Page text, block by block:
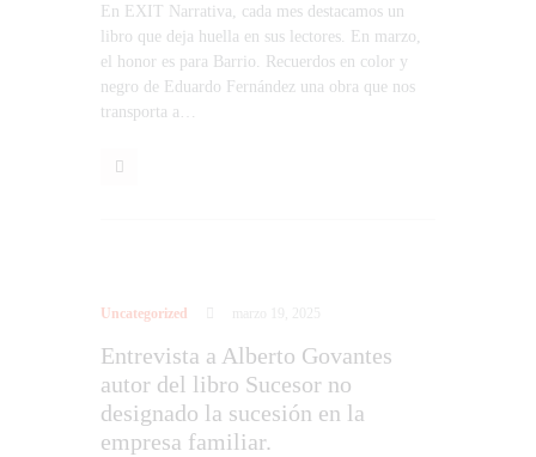
En EXIT Narrativa, cada mes destacamos un
libro que deja huella en sus lectores. En marzo,
el honor es para Barrio. Recuerdos en color y
negro de Eduardo Fernández una obra que nos
transporta a…
Uncategorized
Entrevista a Alberto Govantes
autor del libro Sucesor no
designado la sucesión en la
empresa familiar.